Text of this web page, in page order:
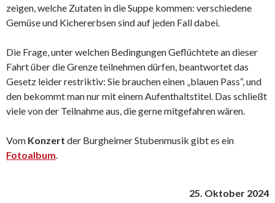
zeigen, welche Zutaten in die Suppe kommen: verschiedene
Gemüse und Kichererbsen sind auf jeden Fall dabei.
Die Frage, unter welchen Bedingungen Geflüchtete an dieser
Fahrt über die Grenze teilnehmen dürfen, beantwortet das
Gesetz leider restriktiv: Sie brauchen einen „blauen Pass“, und
den bekommt man nur mit einem Aufenthaltstitel. Das schließt
viele von der Teilnahme aus, die gerne mitgefahren wären.
Vom Konzert der Burgheimer Stubenmusik gibt es ein
Fotoalbum.
25. Oktober 2024